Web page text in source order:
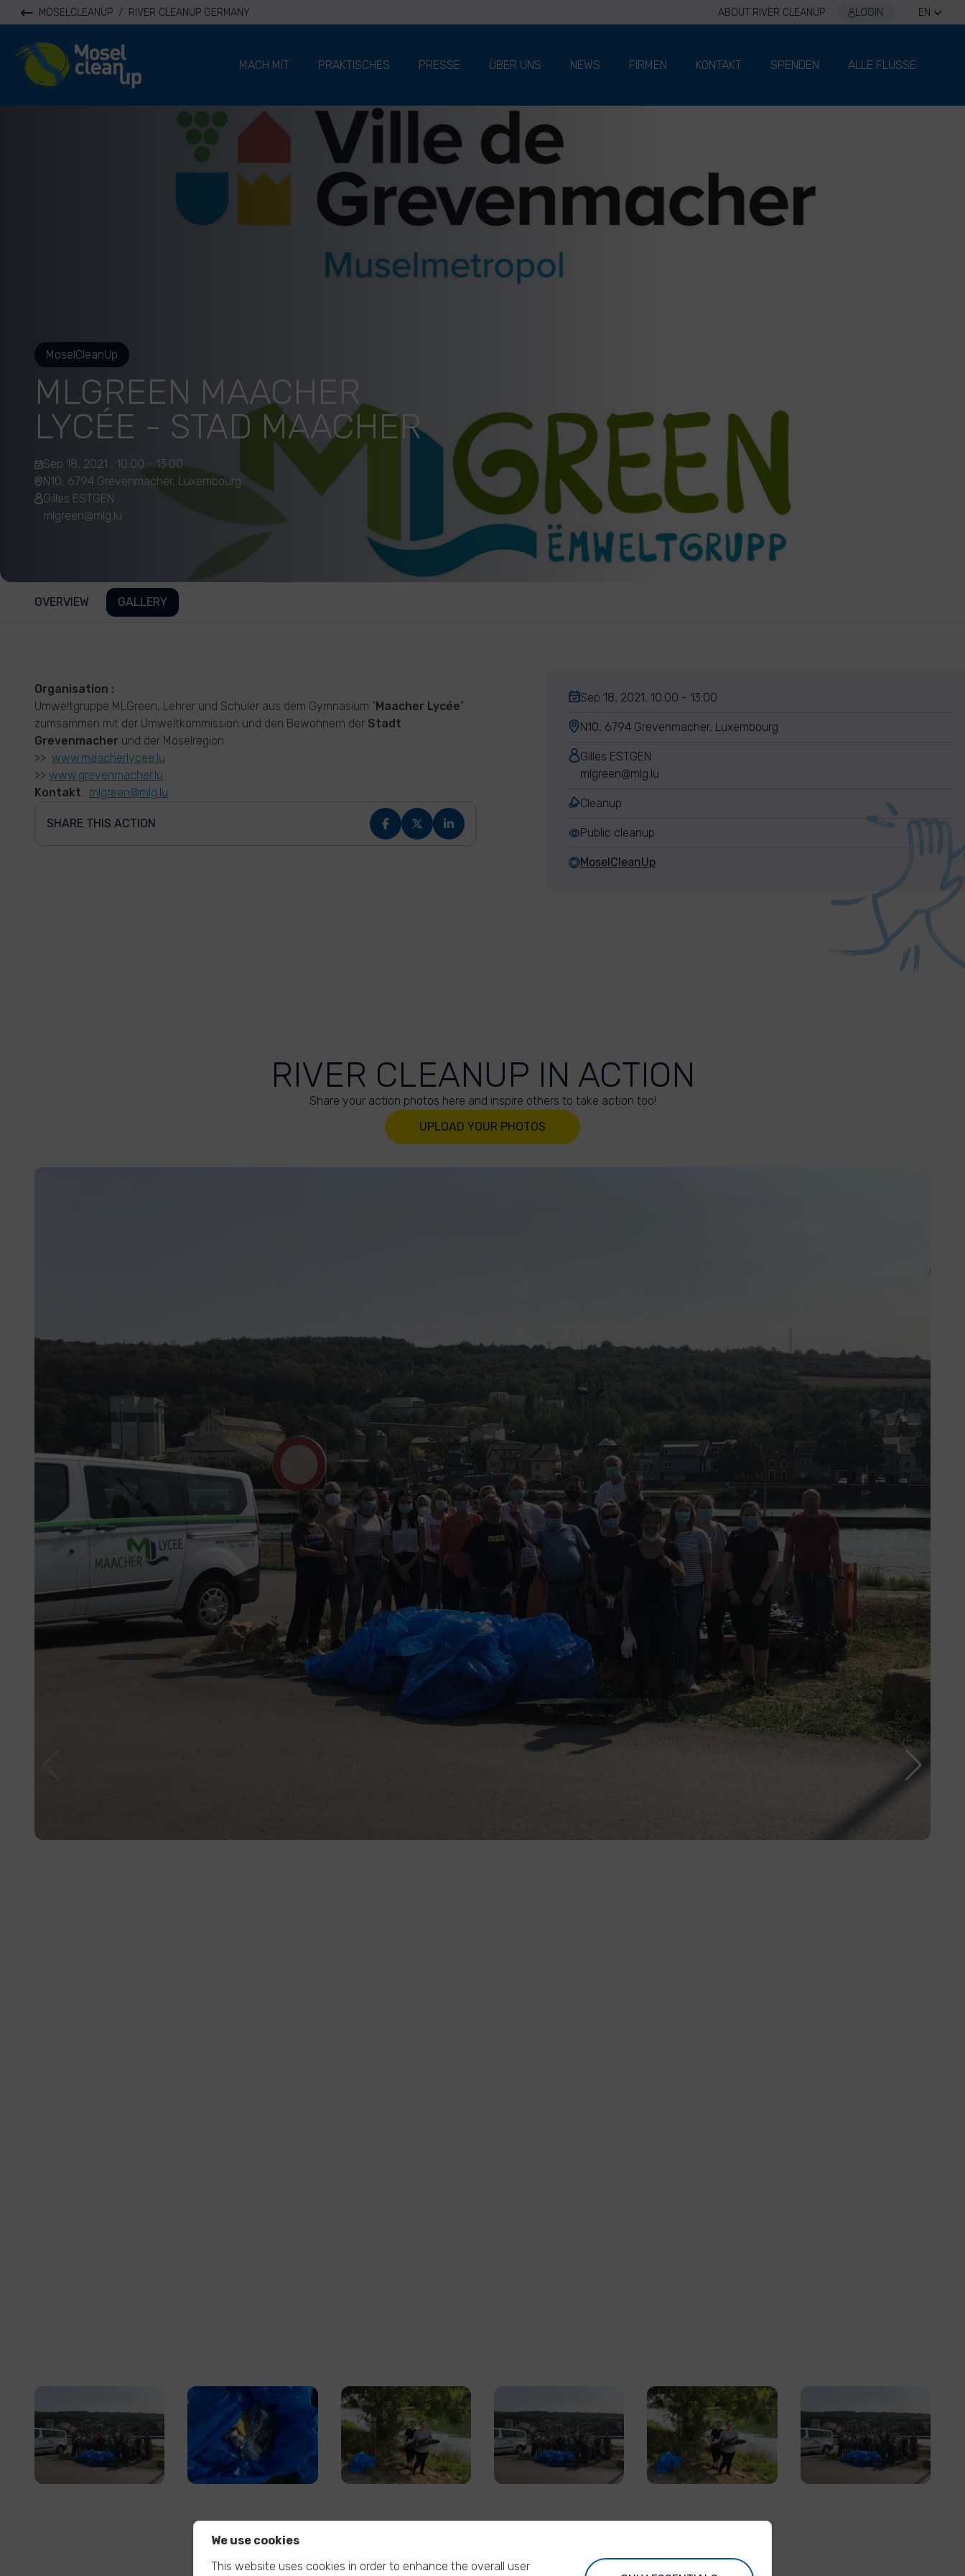
MOSELCLEANUP / RIVER CLEANUP GERMANY ABOUT RIVER CLEANUP LOGIN EN
River Cleanup
MACH MIT
PRAKTISCHES PRESSE ÜBER UNS NEWS FIRMEN KONTAKT SPENDEN ALLE FLÜSSE
MoselCleanUp
MLGREEN MAACHER
LYCÉE - STAD MAACHER
Sep 18, 2021 , 10:00 - 13:00
N10, 6794 Grevenmacher, Luxembourg
Gilles ESTGEN
mlgreen@mlg.lu
OVERVIEW GALLERY
Organisation :
Umweltgruppe MLGreen, Lehrer und Schüler aus dem Gymnasium "Maacher Lycée"
zumsammen mit der Umweltkommission und den Bewohnern der Stadt
Grevenmacher und der Moselregion.
>> www.maacherlycee.lu
>> www.grevenmacher.lu
Kontakt : mlgreen@mlg.lu
SHARE THIS ACTION
Sep 18, 2021, 10:00 - 13:00
N10, 6794 Grevenmacher, Luxembourg
Gilles ESTGEN
mlgreen@mlg.lu
Cleanup
Public cleanup
MoselCleanUp
RIVER CLEANUP IN ACTION
Share your action photos here and inspire others to take action too!
UPLOAD YOUR PHOTOS
We use cookies
This website uses cookies in order to enhance the overall user